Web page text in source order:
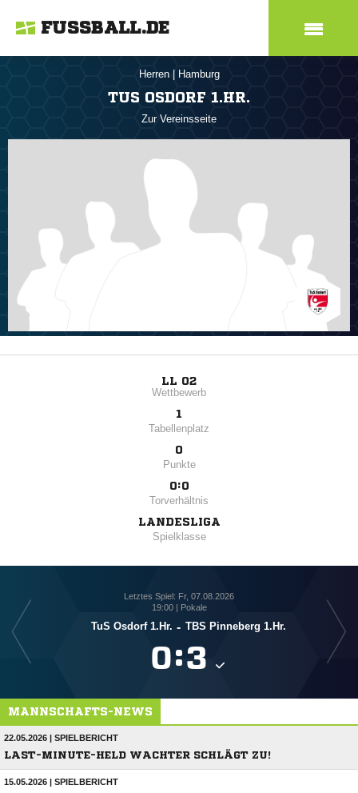
FUSSBALL.DE
Herren Hamburg
TUS OSDORF 1.HR.
Zur Vereinsseite
LL 02
Wettbewerb
1
Tabellenplatz
0
Punkte
0:0
Torverhältnis
LANDESLIGA
Spielklasse
Letztes Spiel: Fr, 07.08.2026
19:00 | Pokale
TuS Osdorf 1.Hr. - TBS Pinneberg 1.Hr.
:
MANNSCHAFTS-NEWS
22.05.2026 | SPIELBERICHT
LAST-MINUTE-HELD WACHTER SCHLÄGT ZU!
15.05.2026 | SPIELBERICHT